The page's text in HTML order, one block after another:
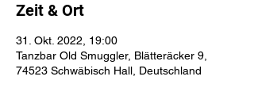
Zeit & Ort
31. Okt. 2022, 19:00
Tanzbar Old Smuggler, Blätteräcker 9,
74523 Schwäbisch Hall, Deutschland